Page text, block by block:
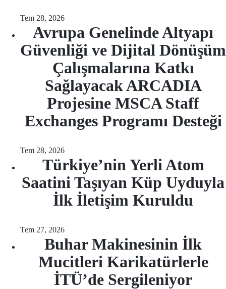
Tem 28, 2026
Avrupa Genelinde Altyapı
Güvenliği ve Dijital Dönüşüm
Çalışmalarına Katkı
Sağlayacak ARCADIA
Projesine MSCA Staff
Exchanges Programı Desteği
Tem 28, 2026
Türkiye’nin Yerli Atom
Saatini Taşıyan Küp Uyduyla
İlk İletişim Kuruldu
Tem 27, 2026
Buhar Makinesinin İlk
Mucitleri Karikatürlerle
İTÜ’de Sergileniyor